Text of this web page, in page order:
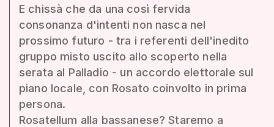
E chissà che da una così fervida
consonanza d'intenti non nasca nel
prossimo futuro - tra i referenti dell'inedito
gruppo misto uscito allo scoperto nella
serata al Palladio - un accordo elettorale sul
piano locale, con Rosato coinvolto in prima
persona.
Rosatellum alla bassanese? Staremo a